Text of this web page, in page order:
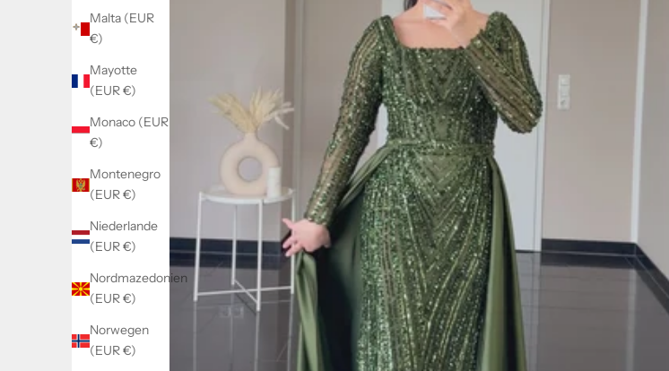
Malta (EUR
€)
Mayotte
(EUR €)
Monaco (EUR
€)
Montenegro
(EUR €)
Niederlande
(EUR €)
Nordmazedonien
(EUR €)
Norwegen
(EUR €)